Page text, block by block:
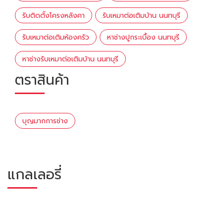
รับติดตั้งโครงหลังคา รับเหมาต่อเติมบ้าน นนทบุรี
รับเหมาต่อเติมห้องครัว หาช่างปูกระเบื้อง นนทบุรี
หาช่างรับเหมาต่อเติมบ้าน นนทบุรี
ตราสินค้า
บุญมากการช่าง
แกลเลอรี่